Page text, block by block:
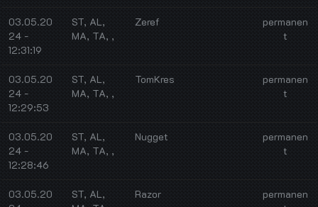
03.05.20
24 -
12:31:19
ST, AL,
MA, TA, ,
Zeref
permanen
t
03.05.20
24 -
12:29:53
ST, AL,
MA, TA, ,
TomKres
permanen
t
03.05.20
24 -
12:28:46
ST, AL,
MA, TA, ,
Nugget
permanen
t
03.05.20
ST, AL,
Razor
permanen